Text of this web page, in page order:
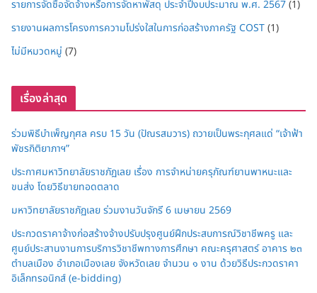
รายการจัดซื้อจัดจ้างหรือการจัดหาพัสดุ ประจำปีงบประมาณ พ.ศ. 2567(1)
รายงานผลการโครงการความโปร่งใสในการก่อสร้างภาครัฐ COST(1)
ไม่มีหมวดหมู่ (7)
เรื่องล่าสุด
ร่วมพิธีบำเพ็ญกุศล ครบ 15 วัน (ปัณรสมวาร) ถวายเป็นพระกุศลแด่ “เจ้าฟ้า
พัชรกิติยาภาฯ”
ประกาศมหาวิทยาลัยราชภัฏเลย เรื่อง การจำหน่ายครุภัณฑ์ยานพาหนะและ
ขนส่ง โดยวิธีขายทอดตลาด
มหาวิทยาลัยราชภัฏเลย ร่วมงานวันจักรี 6 เมษายน 2569
ประกวดราคาจ้างก่อสร้างจ้างปรับปรุงศูนย์ฝึกประสบการณ์วิชาชีพครู และ
ศูนย์ประสานงานการบริการวิชาชีพทางการศึกษา คณะครุศาสตร์ อาคาร ๒๓
ตำบลเมือง อำเภอเมืองเลย จังหวัดเลย จำนวน ๑ งาน ด้วยวิธีประกวดราคา
อิเล็กทรอนิกส์ (e-bidding)